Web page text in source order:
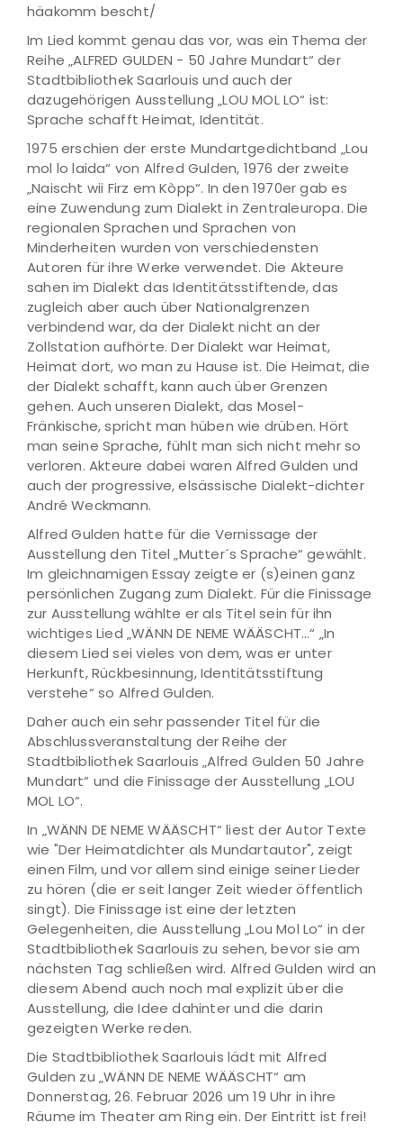
häakomm bescht/
Im Lied kommt genau das vor, was ein Thema der
Reihe „ALFRED GULDEN - 50 Jahre Mundart“ der
Stadtbibliothek Saarlouis und auch der
dazugehörigen Ausstellung „LOU MOL LO“ ist:
Sprache schafft Heimat, Identität.
1975 erschien der erste Mundartgedichtband „Lou
mol lo laida“ von Alfred Gulden, 1976 der zweite
„Naischt wii Firz em Kòpp“. In den 1970er gab es
eine Zuwendung zum Dialekt in Zentraleuropa. Die
regionalen Sprachen und Sprachen von
Minderheiten wurden von verschiedensten
Autoren für ihre Werke verwendet. Die Akteure
sahen im Dialekt das Identitätsstiftende, das
zugleich aber auch über Nationalgrenzen
verbindend war, da der Dialekt nicht an der
Zollstation aufhörte. Der Dialekt war Heimat,
Heimat dort, wo man zu Hause ist. Die Heimat, die
der Dialekt schafft, kann auch über Grenzen
gehen. Auch unseren Dialekt, das Mosel-
Fränkische, spricht man hüben wie drüben. Hört
man seine Sprache, fühlt man sich nicht mehr so
verloren. Akteure dabei waren Alfred Gulden und
auch der progressive, elsässische Dialekt-dichter
André Weckmann.
Alfred Gulden hatte für die Vernissage der
Ausstellung den Titel „Mutter´s Sprache“ gewählt.
Im gleichnamigen Essay zeigte er (s)einen ganz
persönlichen Zugang zum Dialekt. Für die Finissage
zur Ausstellung wählte er als Titel sein für ihn
wichtiges Lied „WÄNN DE NEME WÄÄSCHT…“ „In
diesem Lied sei vieles von dem, was er unter
Herkunft, Rückbesinnung, Identitätsstiftung
verstehe“ so Alfred Gulden.
Daher auch ein sehr passender Titel für die
Abschlussveranstaltung der Reihe der
Stadtbibliothek Saarlouis „Alfred Gulden 50 Jahre
Mundart“ und die Finissage der Ausstellung „LOU
MOL LO“.
In „WÄNN DE NEME WÄÄSCHT“ liest der Autor Texte
wie "Der Heimatdichter als Mundartautor", zeigt
einen Film, und vor allem sind einige seiner Lieder
zu hören (die er seit langer Zeit wieder öffentlich
singt). Die Finissage ist eine der letzten
Gelegenheiten, die Ausstellung „Lou Mol Lo“ in der
Stadtbibliothek Saarlouis zu sehen, bevor sie am
nächsten Tag schließen wird. Alfred Gulden wird an
diesem Abend auch noch mal explizit über die
Ausstellung, die Idee dahinter und die darin
gezeigten Werke reden.
Die Stadtbibliothek Saarlouis lädt mit Alfred
Gulden zu „WÄNN DE NEME WÄÄSCHT“ am
Donnerstag, 26. Februar 2026 um 19 Uhr in ihre
Räume im Theater am Ring ein. Der Eintritt ist frei!